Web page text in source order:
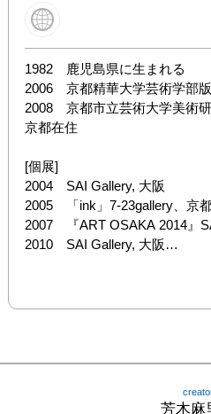
1982　鹿児島県に生まれる
2006　京都精華大学芸術学部
2008　京都市立芸術大学美術
京都在住
[個展]
2004　SAI Gallery, 大阪
2005　「ink」7-23gallery、京
2007　『ART OSAKA 2014』
2010　SAI Gallery, 大阪
都
2006　「Thinking Print」京都
芳木麻